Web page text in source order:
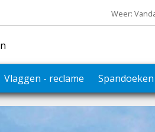
Weer:
Vlaggen - reclame Spandoeken